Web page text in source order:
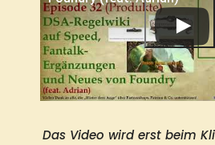
Das Video wird erst beim